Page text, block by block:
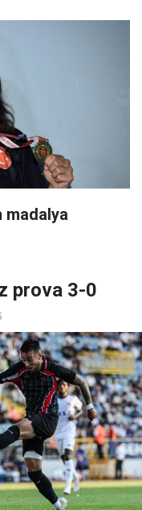
madalya
prova 3-0